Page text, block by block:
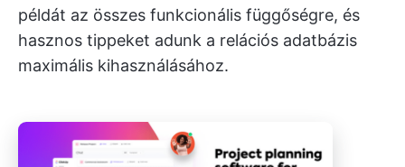
példát az összes funkcionális függőségre, és
hasznos tippeket adunk a relációs adatbázis
maximális kihasználásához.